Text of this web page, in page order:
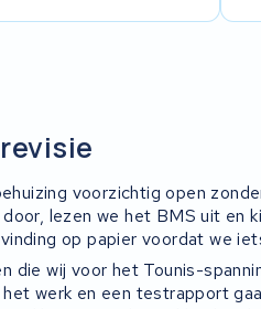
voorzichtig open
lezen we het BMS uit en
op papier voordat we
die wij voor het Tounis-
werk en een testrapport